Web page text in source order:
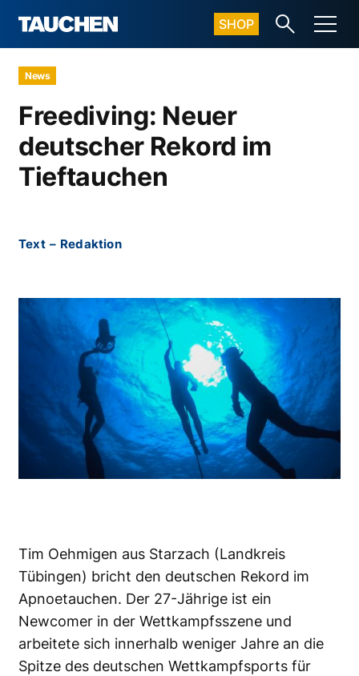
SHOP
News
Freediving: Neuer
deutscher Rekord im
Tieftauchen
Text – Redaktion
Tim Oehmigen aus Starzach (Landkreis
Tübingen) bricht den deutschen Rekord im
Apnoetauchen. Der 27-Jährige ist ein
Newcomer in der Wettkampfsszene und
arbeitete sich innerhalb weniger Jahre an die
Spitze des deutschen Wettkampfsports für